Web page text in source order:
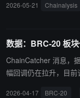
110 万美元（100 万欧
链情报可通过重建金
税行为。该机构警告，
富与已申报税务状况之
2026-05-21 Chainalysis
数据：BRC-20 板
ChainCatcher 消息，
幅回调仍在拉升，目
2026-04-17 BRC-20